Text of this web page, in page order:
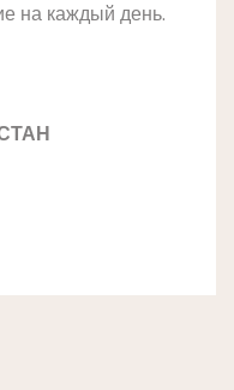
на каждый день.